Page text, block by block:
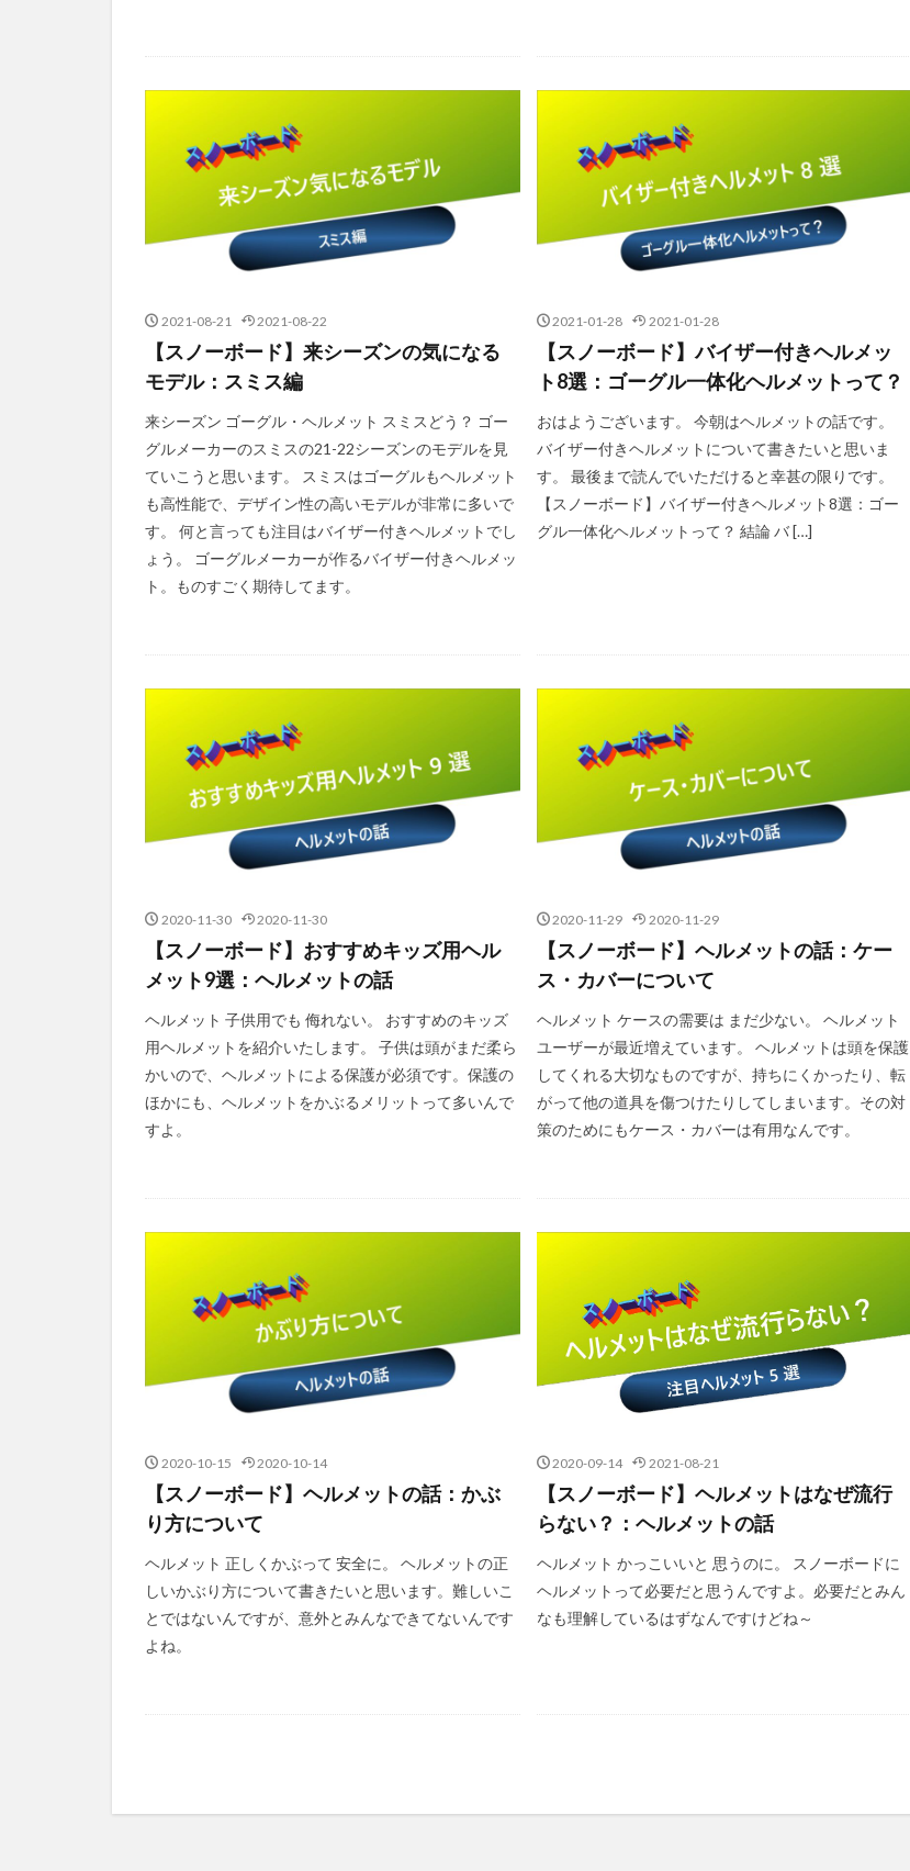
2021-08-21 2021-08-22
【スノーボード】来シーズンの気になる
モデル：スミス編
来シーズン ゴーグル・ヘルメット スミスどう？ ゴー
グルメーカーのスミスの21-22シーズンのモデルを見
ていこうと思います。 スミスはゴーグルもヘルメット
も高性能で、デザイン性の高いモデルが非常に多いで
す。 何と言っても注目はバイザー付きヘルメットでし
ょう。 ゴーグルメーカーが作るバイザー付きヘルメッ
ト。ものすごく期待してます。
2021-01-28 2021-01-28
【スノーボード】バイザー付きヘルメッ
ト8選：ゴーグル一体化ヘルメットって？
おはようございます。 今朝はヘルメットの話です。
バイザー付きヘルメットについて書きたいと思いま
す。 最後まで読んでいただけると幸甚の限りです。
【スノーボード】バイザー付きヘルメット8選：ゴー
グル一体化ヘルメットって？ 結論 バ […]
2020-11-30 2020-11-30
【スノーボード】おすすめキッズ用ヘル
メット9選：ヘルメットの話
ヘルメット 子供用でも 侮れない。 おすすめのキッズ
用ヘルメットを紹介いたします。 子供は頭がまだ柔ら
かいので、ヘルメットによる保護が必須です。保護の
ほかにも、ヘルメットをかぶるメリットって多いんで
すよ。
2020-11-29 2020-11-29
【スノーボード】ヘルメットの話：ケー
ス・カバーについて
ヘルメット ケースの需要は まだ少ない。 ヘルメット
ユーザーが最近増えています。 ヘルメットは頭を保護
してくれる大切なものですが、持ちにくかったり、転
がって他の道具を傷つけたりしてしまいます。その対
策のためにもケース・カバーは有用なんです。
2020-10-15 2020-10-14
【スノーボード】ヘルメットの話：かぶ
り方について
ヘルメット 正しくかぶって 安全に。 ヘルメットの正
しいかぶり方について書きたいと思います。難しいこ
とではないんですが、意外とみんなできてないんです
よね。
2020-09-14 2021-08-21
【スノーボード】ヘルメットはなぜ流行
らない？：ヘルメットの話
ヘルメット かっこいいと 思うのに。 スノーボードに
ヘルメットって必要だと思うんですよ。必要だとみん
なも理解しているはずなんですけどね～